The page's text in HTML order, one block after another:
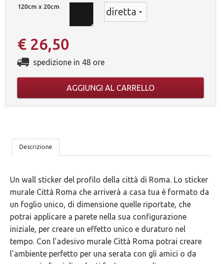
120cm x 20cm
€ 26,50
spedizione in 48 ore
AGGIUNGI AL CARRELLO
LE
GARANZIE
Descrizione
Un wall sticker del profilo della città di Roma. Lo sticker
murale Città Roma che arriverà a casa tua è formato da
un foglio unico, di dimensione quelle riportate, che
potrai applicare a parete nella sua configurazione
iniziale, per creare un effetto unico e duraturo nel
tempo. Con l'adesivo murale Città Roma potrai creare
l'ambiente perfetto per una serata con gli amici o da